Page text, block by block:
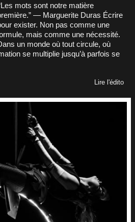
mots sont notre matière
— Marguerite Duras Écrire
exister. Non pas comme une
mais comme une nécessité.
un monde où tout circule, où
se multiplie jusqu’à parfois se
Lire l'édito